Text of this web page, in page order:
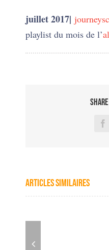
juillet 2017|
playlist du mois de l’
Articles similaires